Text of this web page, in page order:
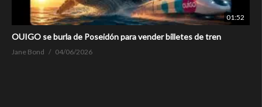
01:52
OUIGO se burla de Poseidón para vender billetes de tren
Jane Bond 04/06/2026